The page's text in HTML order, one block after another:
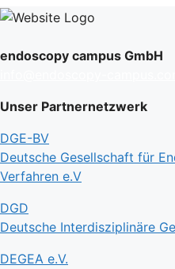
endoscopy campus GmbH
Unser Partnernetzwerk
DGE-BV
Deutsche Gesellschaft für
Verfahren e.V
DGD
Deutsche Interdisziplinäre
DEGEA e.V.